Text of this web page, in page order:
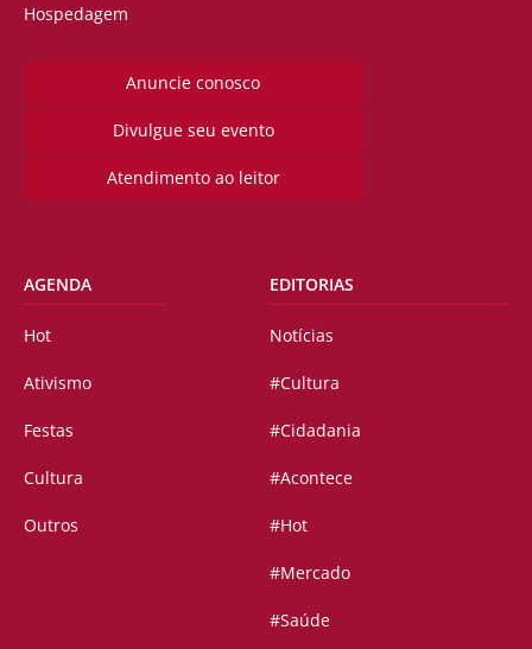
Hospedagem
Anuncie conosco
Divulgue seu evento
Atendimento ao leitor
AGENDA
Hot
Ativismo
Festas
Cultura
Outros
EDITORIAS
Notícias
#Cultura
#Cidadania
#Acontece
#Hot
#Mercado
#Saúde